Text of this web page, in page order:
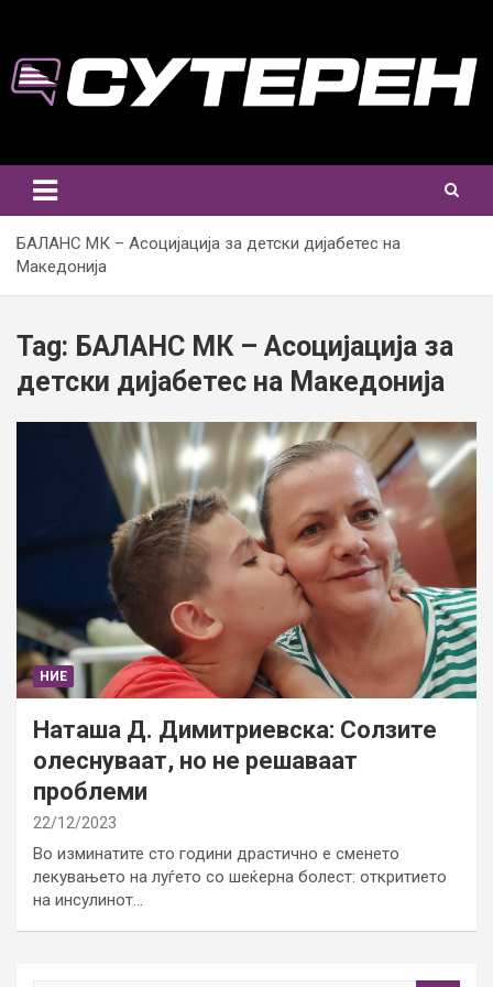
content
БАЛАНС МК – Асоцијација за детски дијабетес на
Македонија
Tag: БАЛАНС МК – Асоцијација за
детски дијабетес на Македонија
НИЕ
Наташа Д. Димитриевска: Солзите
олеснуваат, но не решаваат
проблеми
22/12/2023
Во изминатите сто години драстично е сменето
лекувањето на луѓето со шеќерна болест: откритието
на инсулинот…